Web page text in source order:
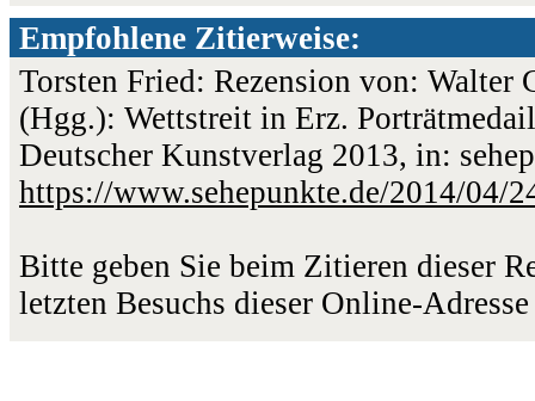
Empfohlene Zitierweise:
Torsten Fried: Rezension von:
(Hgg.): Wettstreit in Erz.
Deutscher Kunstverlag 2013, in:
https://www.sehepunkte.de/2014/04/
Bitte geben Sie beim Zitieren dieser
letzten Besuchs dieser Online-Adresse